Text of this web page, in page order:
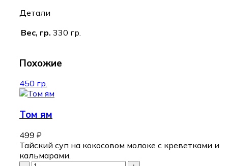
Детали
Вес, гр. 330 гр.
Похожие
450 гр.
Том ям
499 ₽
Тайский суп на кокосовом молоке с креветками и
кальмарами.